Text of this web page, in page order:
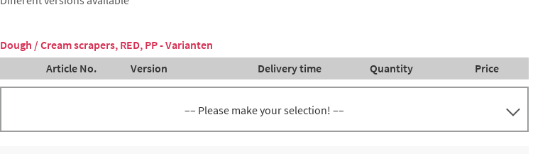
Dough / Cream scrapers, RED, PP - Varianten
Article No.
Version Delivery time Quantity Price
–– Please make your selection! ––